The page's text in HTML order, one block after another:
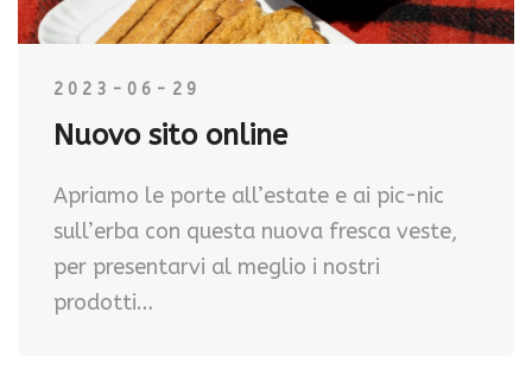
2023-06-29
Nuovo sito online
Apriamo le porte all’estate e ai pic-nic
sull’erba con questa nuova fresca veste,
per presentarvi al meglio i nostri
prodotti…